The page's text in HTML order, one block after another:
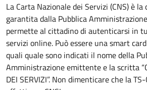
La Carta Nazionale dei Servizi (CNS) è la
garantita dalla Pubblica
permette al cittadino di autenticarsi in
servizi online. Può essere una smart
quali quale sono indicati il nome della
Amministrazione emittente e la scritta
DEI SERVIZI”. Non dimenticare che la